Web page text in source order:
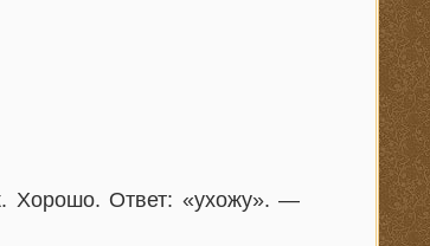
Хорошо. Ответ: «ухожу». —